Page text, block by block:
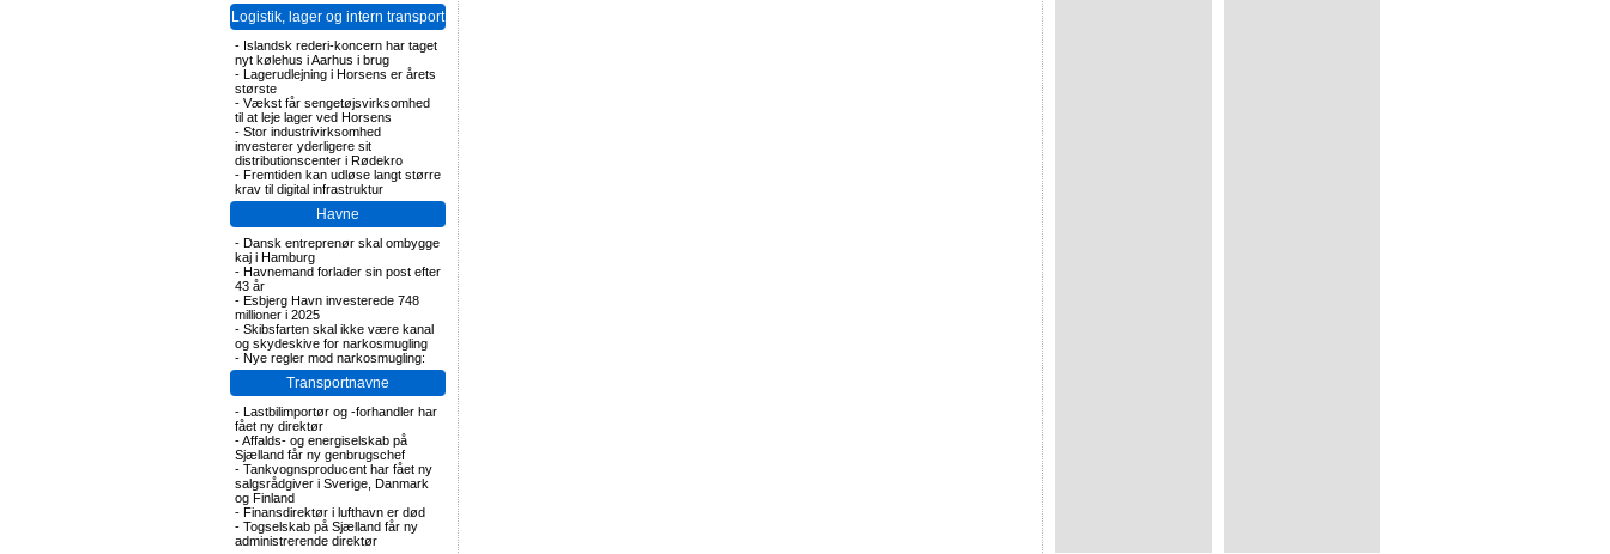
Logistik, lager og intern transport
- Islandsk rederi-koncern har taget
nyt kølehus i Aarhus i brug
- Lagerudlejning i Horsens er årets
største
- Vækst får sengetøjsvirksomhed
til at leje lager ved Horsens
- Stor industrivirksomhed
investerer yderligere sit
distributionscenter i Rødekro
- Fremtiden kan udløse langt større
krav til digital infrastruktur
Havne
- Dansk entreprenør skal ombygge
kaj i Hamburg
- Havnemand forlader sin post efter
43 år
- Esbjerg Havn investerede 748
millioner i 2025
- Skibsfarten skal ikke være kanal
og skydeskive for narkosmugling
- Nye regler mod narkosmugling:
Transportnavne
- Lastbilimportør og -forhandler har
fået ny direktør
-Affalds- og energiselskab på
Sjælland får ny genbrugschef
- Tankvognsproducent har fået ny
salgsrådgiver i Sverige, Danmark
og Finland
- Finansdirektør i lufthavn er død
- Togselskab på Sjælland får ny
administrerende direktør